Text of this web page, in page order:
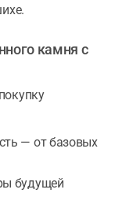
камня с
— от базовых
будущей